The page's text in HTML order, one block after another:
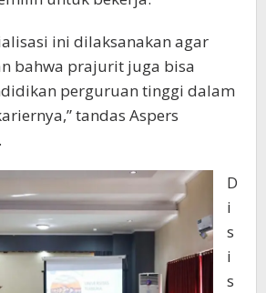
ini dilaksanakan agar
bahwa prajurit juga bisa
perguruan tinggi dalam
tandas Aspers
D
i
s
i
s